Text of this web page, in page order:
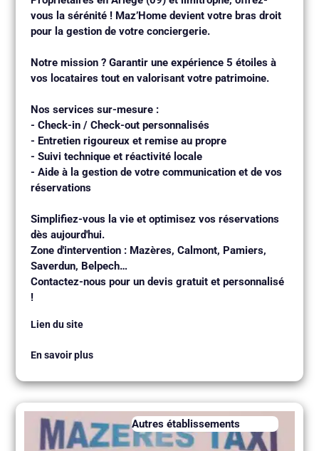
vous la sérénité ! Maz’Home devient votre bras droit
pour la gestion de votre conciergerie.
Notre mission ? Garantir une expérience 5 étoiles à
vos locataires tout en valorisant votre patrimoine.
Nos services sur-mesure :
- Check-in / Check-out personnalisés
- Entretien rigoureux et remise au propre
- Suivi technique et réactivité locale
- Aide à la gestion de votre communication et de vos
réservations
Simplifiez-vous la vie et optimisez vos réservations
dès aujourd'hui.
Zone d'intervention : Mazères, Calmont, Pamiers,
Saverdun, Belpech…
Contactez-nous pour un devis gratuit et personnalisé
!
Lien du site
En savoir plus
Autres établissements